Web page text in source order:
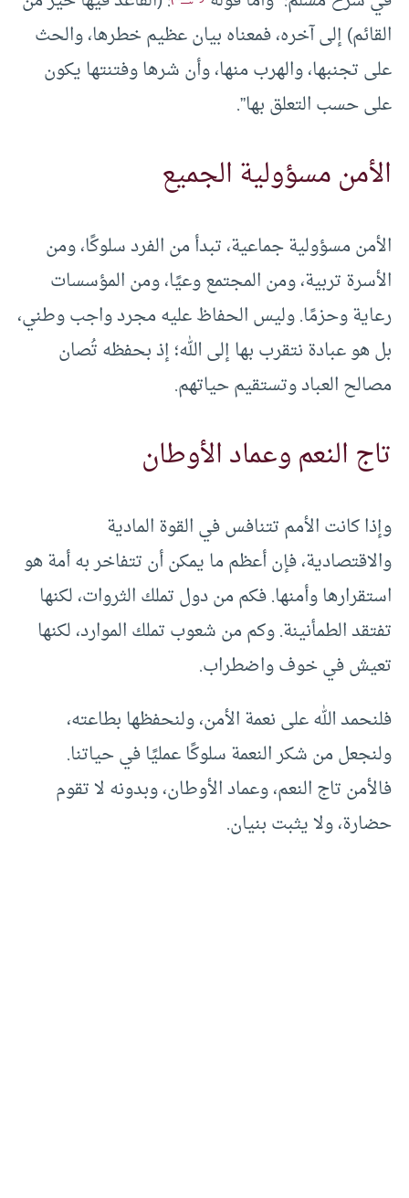
ﺍﻟﻘﺎﺋﻢ) ﺇﻟﻰ ﺁﺧﺮﻩ، ﻓﻤﻌﻨﺎﻩ ﺑﻴﺎﻥ ﻋﻈﻴﻢ ﺧﻄﺮﻫﺎ، ﻭﺍﻟﺤﺚ
ﻋﻠﻰ ﺗﺠﻨﺒﻬﺎ، ﻭﺍﻟﻬﺮﺏ ﻣﻨﻬﺎ، ﻭﺃﻥ ﺷﺮﻫﺎ ﻭﻓﺘﻨﺘﻬﺎ ﻳﻜﻮﻥ
ﻋﻠﻰ ﺣﺴﺐ ﺍﻟﺘﻌﻠﻖ ﺑﻬﺎ”.
الأمن مسؤولية الجميع
الأمن مسؤولية جماعية، تبدأ من الفرد سلوكًا، ومن
الأسرة تربية، ومن المجتمع وعيًا، ومن المؤسسات
رعاية وحزمًا. وليس الحفاظ عليه مجرد واجب وطني،
بل هو عبادة نتقرب بها إلى الله؛ إذ بحفظه تُصان
مصالح العباد وتستقيم حياتهم.
تاج النعم وعماد الأوطان
وإذا كانت الأمم تتنافس في القوة المادية
والاقتصادية، فإن أعظم ما يمكن أن تتفاخر به أمة هو
استقرارها وأمنها. فكم من دول تملك الثروات، لكنها
تفتقد الطمأنينة. وكم من شعوب تملك الموارد، لكنها
تعيش في خوف واضطراب.
فلنحمد الله على نعمة الأمن، ولنحفظها بطاعته،
ولنجعل من شكر النعمة سلوكًا عمليًا في حياتنا.
فالأمن تاج النعم، وعماد الأوطان، وبدونه لا تقوم
حضارة، ولا يثبت بنيان.